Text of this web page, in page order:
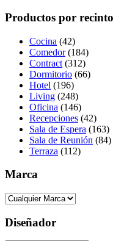
Productos por recinto
Cocina (42)
Comedor(184)
Contract (312)
Dormitorio (66)
Hotel (196)
Living (248)
Oficina (146)
Recepciones (42)
Sala de Espera (163)
Sala de Reunión (84)
Terraza (112)
Marca
Diseñador